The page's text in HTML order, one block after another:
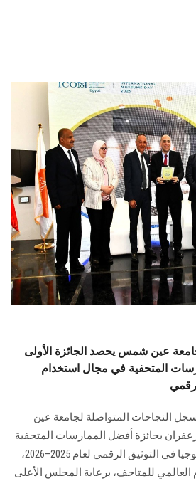
عين شمس يحصد الجائزة الأولى
المتحفية في مجال استخدام
النجاحات المتواصلة لجامعة عين
بجائزة أفضل الممارسات المتحفية
في مجال استخدام التكنولوجيا في التوثيق الرقمي لعام 2025–2026،
العالمي للمتاحف، برعاية المجلس الأعلى